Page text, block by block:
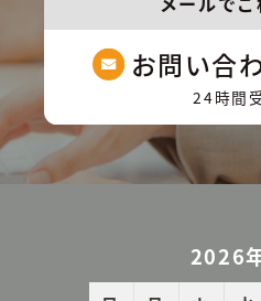
お問い合
24時間
2026